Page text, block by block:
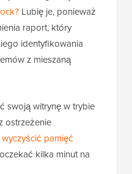
Lubię je, ponieważ
raport, który
identyfikowania
z mieszaną
swoją witrynę w trybie
ostrzeżenie
wyczyścić pamięć
kilka minut na